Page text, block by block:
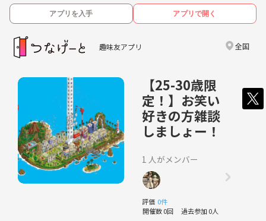
アプリを入手 アプリで開く
趣味友アプリ 全国
【25-30歳限
定！】お笑い
好きの方雑談
しましょー！
1 人がメンバー
評価 0件
開催数 0回 過去参加 0人